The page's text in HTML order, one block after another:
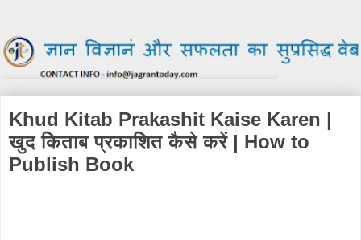
Khud Kitab Prakashit Kaise Karen |
खुद किताब प्रकाशित कैसे करें | How to
Publish Book